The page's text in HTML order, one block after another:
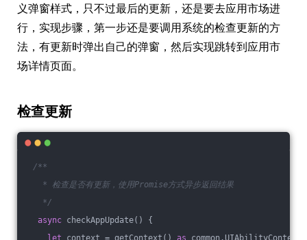
义弹窗样式，只不过最后的更新，还是要去应用市场进
行，实现步骤，第一步还是要调用系统的检查更新的方
法，有更新时弹出自己的弹窗，然后实现跳转到应用市
场详情页面。
检查更新
/**
* 检查是否有更新，使用Promise方式异步返回结果
*/
async checkAppUpdate() {
let context = getContext() as common.UIAbilityContext